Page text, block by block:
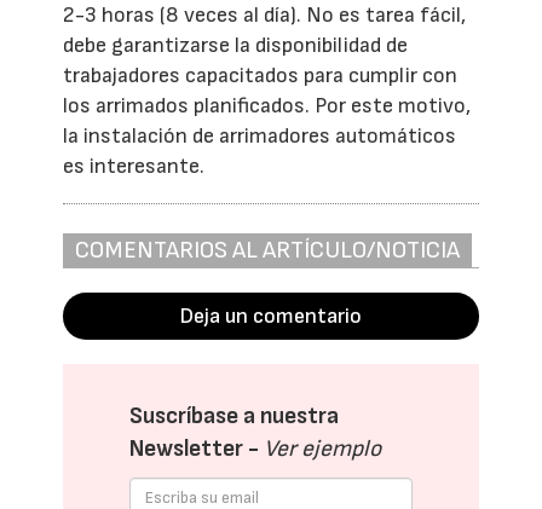
2-3 horas (8 veces al día). No es tarea fácil,
debe garantizarse la disponibilidad de
trabajadores capacitados para cumplir con
los arrimados planificados. Por este motivo,
la instalación de arrimadores automáticos
es interesante.
COMENTARIOS AL ARTÍCULO/NOTICIA
Deja un comentario
Suscríbase a nuestra
Newsletter - Ver ejemplo